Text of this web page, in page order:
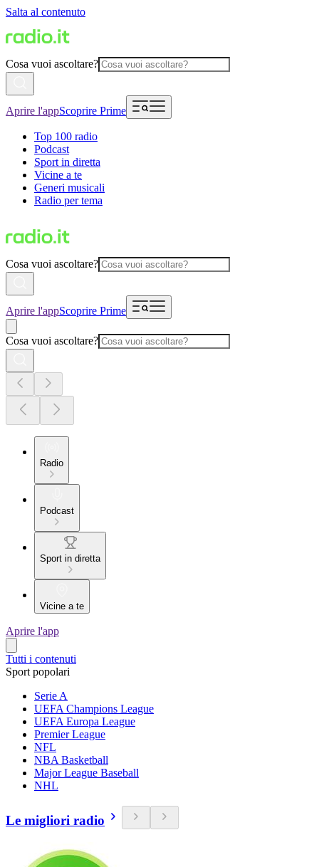
Salta al contenuto
Cosa vuoi ascoltare?
Aprire l'appScoprire Prime
Top 100 radio
Podcast
Sport in diretta
Vicine a te
Generi musicali
Radio per tema
Cosa vuoi ascoltare?
Aprire l'appScoprire Prime
Cosa vuoi ascoltare?
Radio
Podcast
Sport in diretta
Vicine a te
Aprire l'app
Tutti i contenuti
Sport popolari
Serie A
UEFA Champions League
UEFA Europa League
Premier League
NFL
NBA Basketball
Major League Baseball
NHL
Le migliori radio